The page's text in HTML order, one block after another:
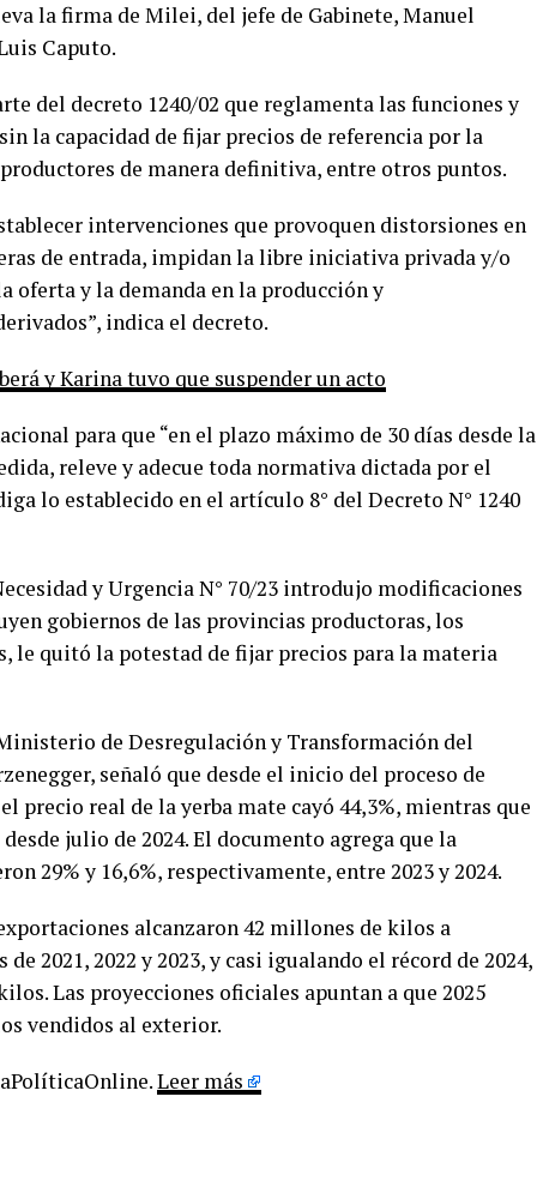
la firma de Milei, del jefe de Gabinete, Manuel
Caputo.
del decreto 1240/02 que reglamenta las funciones y
la capacidad de fijar precios de referencia por la
de manera definitiva, entre otros puntos.
intervenciones que provoquen distorsiones en
de entrada, impidan la libre iniciativa privada y/o
y la demanda en la producción y
indica el decreto.
y Karina tuvo que suspender un acto
para que “en el plazo máximo de 30 días desde la
releve y adecue toda normativa dictada por el
lo establecido en el artículo 8° del Decreto N° 1240
y Urgencia N° 70/23 introdujo modificaciones
gobiernos de las provincias productoras, los
le quitó la potestad de fijar precios para la materia
de Desregulación y Transformación del
señaló que desde el inicio del proceso de
precio real de la yerba mate cayó 44,3%, mientras que
julio de 2024. El documento agrega que la
29% y 16,6%, respectivamente, entre 2023 y 2024.
alcanzaron 42 millones de kilos a
2021, 2022 y 2023, y casi igualando el récord de 2024,
Las proyecciones oficiales apuntan a que 2025
vendidos al exterior.
Leer más